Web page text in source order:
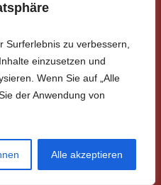
zu verbessern,
einzusetzen und
Wenn Sie auf „Alle
der Anwendung von
Alle akzeptieren